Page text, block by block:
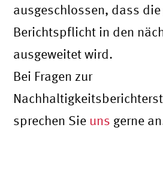
ausgeschlossen, dass
Berichtspflicht in den
ausgeweitet wird.
Bei Fragen zur
sprechen Sie uns gerne